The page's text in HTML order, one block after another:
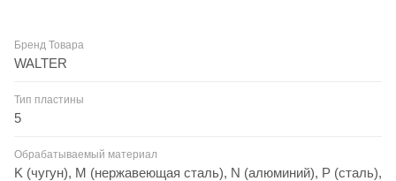
Бренд Товара
WALTER
Тип пластины
5
Обрабатываемый материал
K (чугун), M (нержавеющая сталь), N (алюминий), P (сталь),